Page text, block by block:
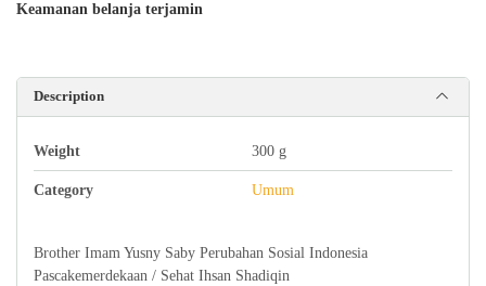
Keamanan belanja terjamin
Description
Weight 300 g
Category Umum
Brother Imam Yusny Saby Perubahan Sosial Indonesia
Pascakemerdekaan / Sehat Ihsan Shadiqin